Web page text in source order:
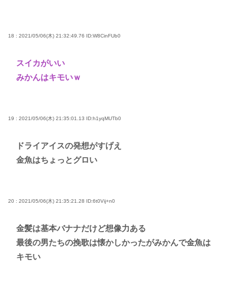
18 : 2021/05/06(木) 21:32:49.76 ID:W8CinFUb0
スイカがいい
みかんはキモいｗ
19 : 2021/05/06(木) 21:35:01.13 ID:h1yqMUTb0
ドライアイスの発想がすげえ
金魚はちょっとグロい
20 : 2021/05/06(木) 21:35:21.28 ID:6t0Vij+n0
金髪は基本バナナだけど想像力ある
最後の男たちの挽歌は懐かしかったがみかんで金魚は
キモい